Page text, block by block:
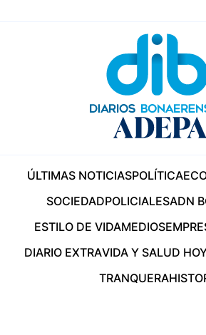
ÚLTIMAS NOTICIASPOLÍTICA
SOCIEDADPOLICIALESADN
ESTILO DE VIDAMEDIOS
DIARIO EXTRAVIDA Y SALUD
TRANQUERA